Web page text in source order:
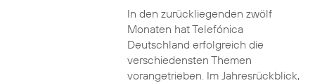
In den zurückliegenden zwölf
Monaten hat Telefónica
Deutschland erfolgreich die
verschiedensten Themen
vorangetrieben. Im Jahresrückblick,